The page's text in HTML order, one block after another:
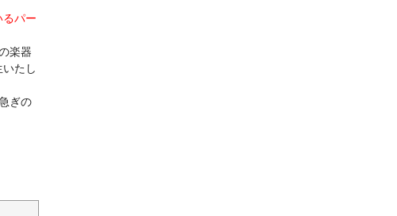
パー
楽器
たし
ぎの